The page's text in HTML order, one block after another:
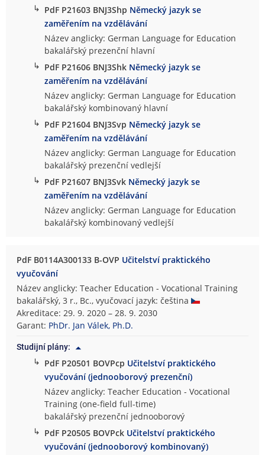
↳ PdF P21603 BNJ3Shp Německý jazyk se
zaměřením na vzdělávání
Název anglicky: German Language for Education
bakalářský prezenční hlavní
↳ PdF P21606 BNJ3Shk Německý jazyk se
zaměřením na vzdělávání
Název anglicky: German Language for Education
bakalářský kombinovaný hlavní
↳ PdF P21604 BNJ3Svp Německý jazyk se
zaměřením na vzdělávání
Název anglicky: German Language for Education
bakalářský prezenční vedlejší
↳ PdF P21607 BNJ3Svk Německý jazyk se
zaměřením na vzdělávání
Název anglicky: German Language for Education
bakalářský kombinovaný vedlejší
PdF B0114A300133 B-OVP Učitelství praktického
vyučování
Název anglicky: Teacher Education - Vocational Training
bakalářský, 3 r., Bc., vyučovací jazyk: čeština
Akreditace: 29. 9. 2020 – 28. 9. 2030
Garant: PhDr. Jan Válek, Ph.D.
Studijní plány:
↳ PdF P20501 BOVPcp Učitelství praktického
vyučování (jednooborový prezenční)
Název anglicky: Teacher Education - Vocational
Training (one-field full-time)
bakalářský prezenční jednooborový
↳ PdF P20505 BOVPck Učitelství praktického
vyučování (jednooborový kombinovaný)